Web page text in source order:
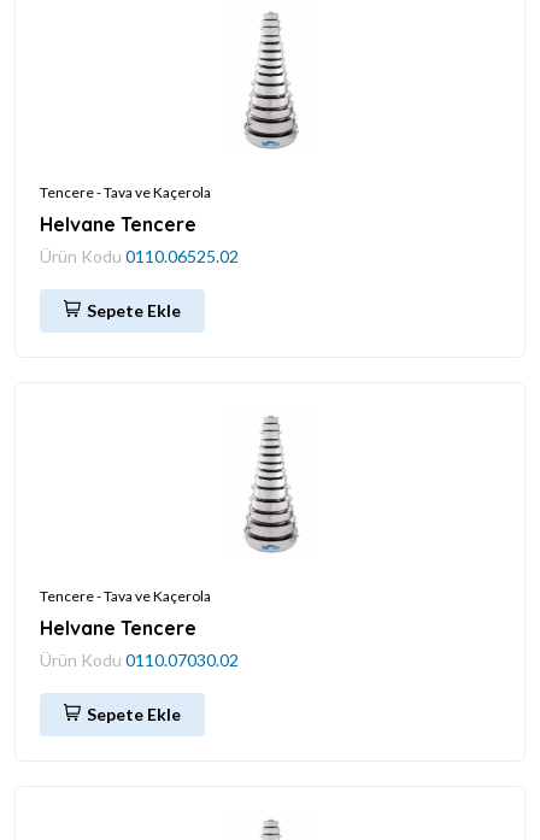
Tencere - Tava ve Kaçerola
Helvane Tencere
Ürün Kodu 0110.06525.02
Sepete Ekle
Tencere - Tava ve Kaçerola
Helvane Tencere
Ürün Kodu 0110.07030.02
Sepete Ekle